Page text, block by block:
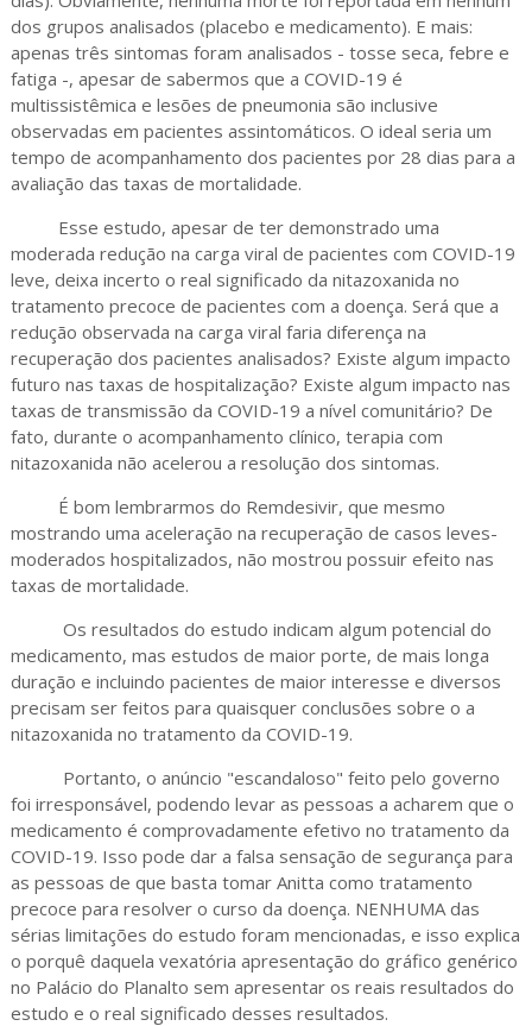
dos grupos analisados (placebo e medicamento). E mais:
apenas três sintomas foram analisados - tosse seca, febre e
fatiga -, apesar de sabermos que a COVID-19 é
multissistêmica e lesões de pneumonia são inclusive
observadas em pacientes assintomáticos. O ideal seria um
tempo de acompanhamento dos pacientes por 28 dias para a
avaliação das taxas de mortalidade.
Esse estudo, apesar de ter demonstrado uma
moderada redução na carga viral de pacientes com COVID-19
leve, deixa incerto o real significado da nitazoxanida no
tratamento precoce de pacientes com a doença. Será que a
redução observada na carga viral faria diferença na
recuperação dos pacientes analisados? Existe algum impacto
futuro nas taxas de hospitalização? Existe algum impacto nas
taxas de transmissão da COVID-19 a nível comunitário? De
fato, durante o acompanhamento clínico, terapia com
nitazoxanida não acelerou a resolução dos sintomas.
É bom lembrarmos do Remdesivir, que mesmo
mostrando uma aceleração na recuperação de casos leves-
moderados hospitalizados, não mostrou possuir efeito nas
taxas de mortalidade.
Os resultados do estudo indicam algum potencial do
medicamento, mas estudos de maior porte, de mais longa
duração e incluindo pacientes de maior interesse e diversos
precisam ser feitos para quaisquer conclusões sobre o a
nitazoxanida no tratamento da COVID-19.
Portanto, o anúncio "escandaloso" feito pelo governo
foi irresponsável, podendo levar as pessoas a acharem que o
medicamento é comprovadamente efetivo no tratamento da
COVID-19. Isso pode dar a falsa sensação de segurança para
as pessoas de que basta tomar Anitta como tratamento
precoce para resolver o curso da doença. NENHUMA das
sérias limitações do estudo foram mencionadas, e isso explica
o porquê daquela vexatória apresentação do gráfico genérico
no Palácio do Planalto sem apresentar os reais resultados do
estudo e o real significado desses resultados.